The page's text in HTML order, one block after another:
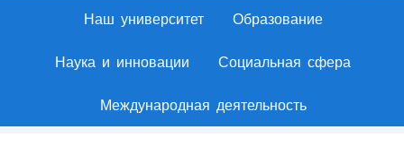
Наш университет Образование
Наука и инновации Социальная сфера
Международная деятельность